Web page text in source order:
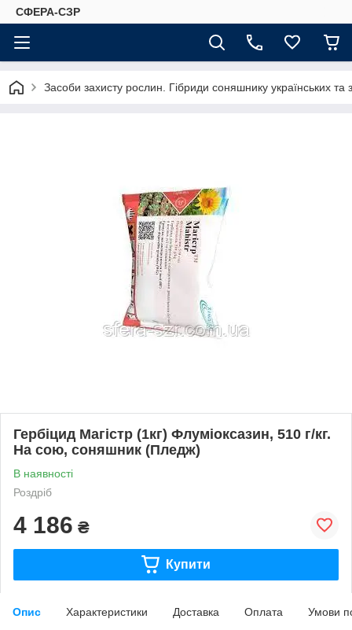
СФЕРА-СЗР
Засоби захисту рослин. Гібриди соняшнику українських та
Гербіцид Магістр (1кг) Флуміоксазин, 510 г/кг.
На сою, соняшник (Пледж)
В наявності
Роздріб
4 186 ₴
Купити
Опис Характеристики Доставка Оплата Умови